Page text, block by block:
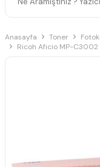
Anasayfa Toner
Ricoh Aficio MP-C3002